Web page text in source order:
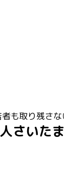
も取り残さな
さいた